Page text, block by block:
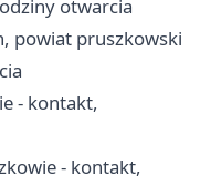
otwarcia
powiat pruszkowski
- kontakt,
- kontakt,